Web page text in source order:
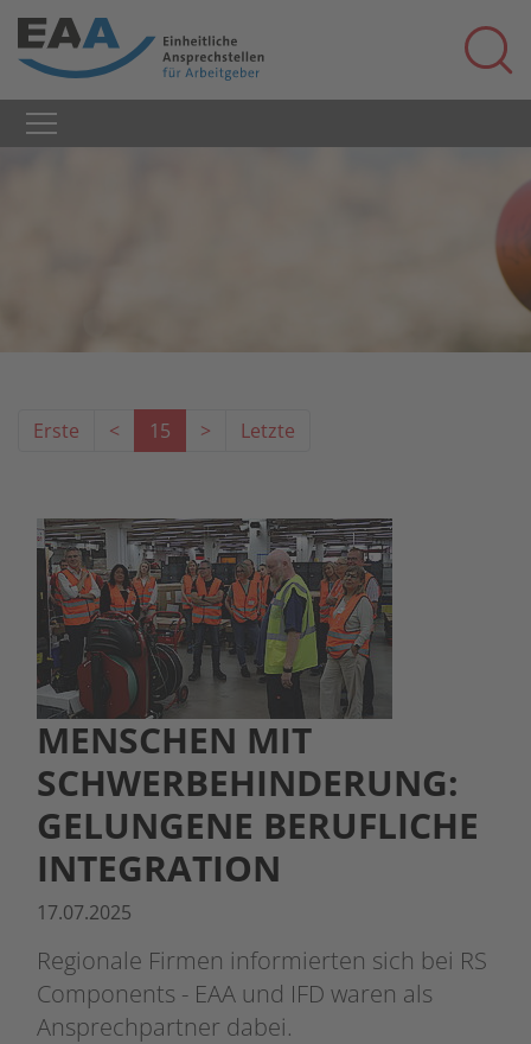
Erste < 15 > Letzte
MENSCHEN MIT
SCHWERBEHINDERUNG:
GELUNGENE BERUFLICHE
INTEGRATION
17.07.2025
Regionale Firmen informierten sich bei RS
Components - EAA und IFD waren als
Ansprechpartner dabei.